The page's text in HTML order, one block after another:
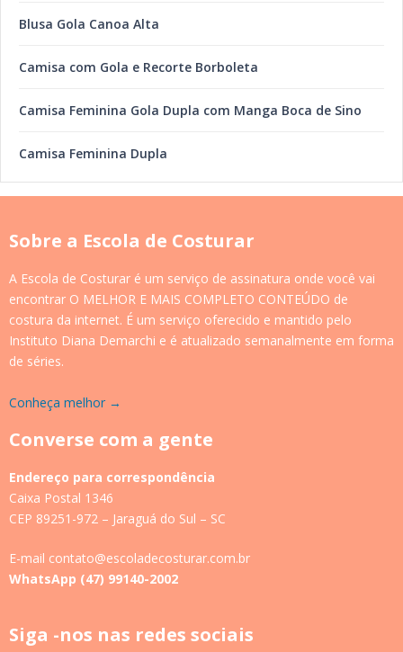
Blusa Gola Canoa Alta
Camisa com Gola e Recorte Borboleta
Camisa Feminina Gola Dupla com Manga Boca de Sino
Camisa Feminina Dupla
Sobre a Escola de Costurar
A Escola de Costurar é um serviço de assinatura onde você vai
encontrar O MELHOR E MAIS COMPLETO CONTEÚDO de
costura da internet. É um serviço oferecido e mantido pelo
Instituto Diana Demarchi e é atualizado semanalmente em forma
de séries.
Conheça melhor →
Converse com a gente
Endereço para correspondência
Caixa Postal 1346
CEP 89251-972 – Jaraguá do Sul – SC
E-mail contato@escoladecosturar.com.br
WhatsApp (47) 99140-2002
Siga -nos nas redes sociais